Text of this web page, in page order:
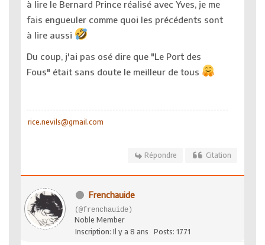
à lire le Bernard Prince réalisé avec Yves, je me
fais engueuler comme quoi les précédents sont
à lire aussi
Du coup, j'ai pas osé dire que "Le Port des
Fous" était sans doute le meilleur de tous
rice.nevils@gmail.com
Répondre Citation
Frenchauide
(@frenchauide)
Noble Member
Inscription: Il y a 8 ans
Posts: 1771